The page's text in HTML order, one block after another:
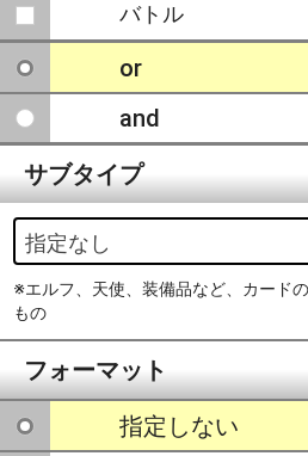
バトル
or
and
サブタイプ
指定なし
※エルフ、天使、装備品など、カード
もの
フォーマット
指定しない